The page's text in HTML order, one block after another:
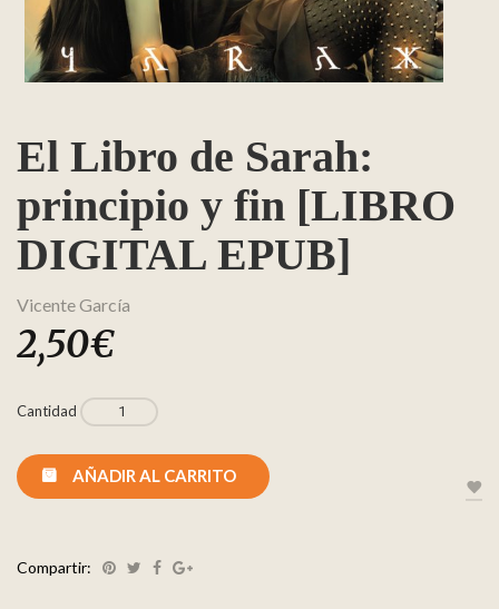
El Libro de Sarah:
principio y fin [LIBRO
DIGITAL EPUB]
Vicente García
2,50€
Cantidad
AÑADIR AL CARRITO
Compartir: